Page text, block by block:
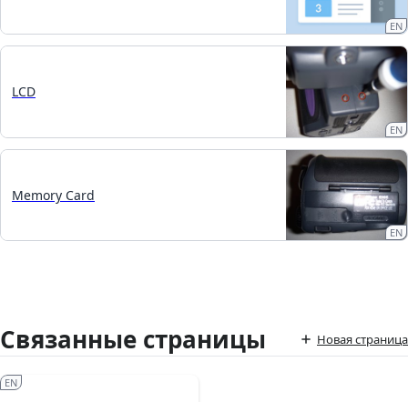
EN
LCD
EN
Memory Card
EN
Связанные страницы Новая страница
EN